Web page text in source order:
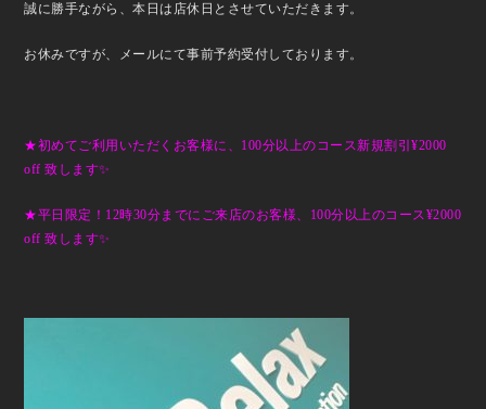
誠に勝手ながら、本日は店休日とさせていただきます。
お休みですが、メールにて事前予約受付しております。
★初めてご利用いただくお客様に、100分以上のコース新規割引¥2000
off 致します✨
★平日限定！12時30分までにご来店のお客様、100分以上のコース¥2000
off 致します✨